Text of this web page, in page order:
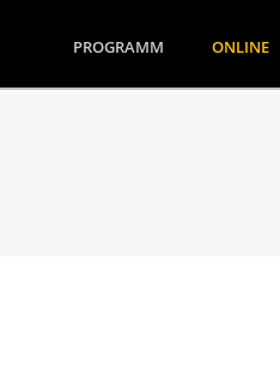
PROGRAMM (CURRENT)ONLINE